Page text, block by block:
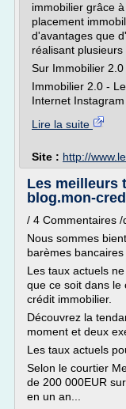
immobilier grâce
placement
d'avantages que
réalisant
Sur Immobilier
Immobilier 2.0 -
Internet Instagram
Lire la suite
Site : http://
Les meilleurs
blog.mon-
/ 4 Commentaires
Nous sommes
barèmes
Les taux actuels
que ce soit dans le
crédit immobilier.
Découvrez la
moment et deux
Les taux actuels
Selon le courtier
de 200 000EUR
en un an...